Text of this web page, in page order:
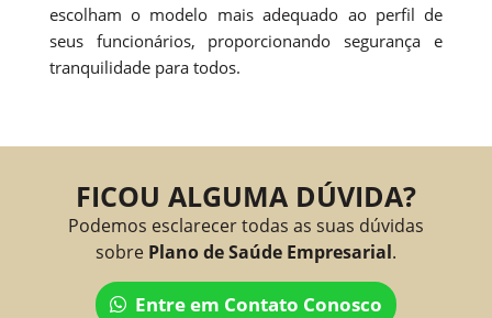
escolham o modelo mais adequado ao perfil de
seus funcionários, proporcionando segurança e
tranquilidade para todos.
FICOU ALGUMA DÚVIDA?
Podemos esclarecer todas as suas dúvidas
sobre Plano de Saúde Empresarial.
Entre em Contato Conosco